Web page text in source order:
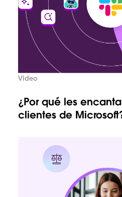
Video
¿Por qué les
clientes de